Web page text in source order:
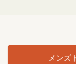
メンズ